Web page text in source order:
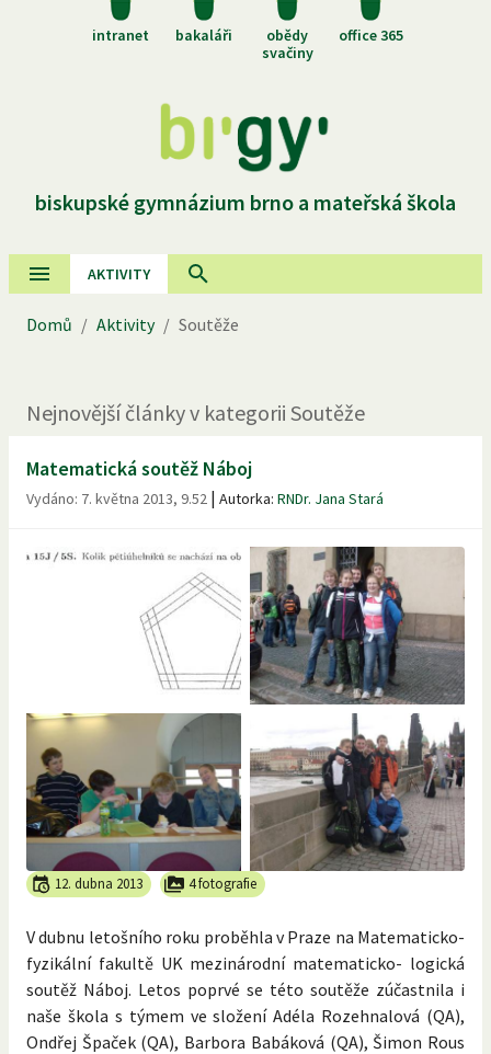
intranet bakaláři
obědy
svačiny
office 365
biskupské gymnázium brno a mateřská škola
AKTIVITY
Domů / Aktivity / Soutěže
Nejnovějšíčlánkyv kategorii Soutěže
Matematická soutěž Náboj
Vydáno: 7. května 2013, 9.52 | Autorka: RNDr. Jana Stará
12. dubna 2013 4 fotografie
V dubnu letošního roku proběhla v Praze na Matematicko-
fyzikální fakultě UK mezinárodní matematicko- logická
soutěž Náboj. Letos poprvé se této soutěže zúčastnila i
naše škola s týmem ve složení Adéla Rozehnalová (QA),
Ondřej Špaček (QA), Barbora Babáková (QA), Šimon Rous